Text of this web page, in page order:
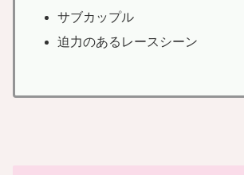
サブカップル
迫力のあるレースシーン